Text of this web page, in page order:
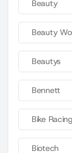
Beauty
Beauty
Beautys
Bennett
Bike Racing
Biotech